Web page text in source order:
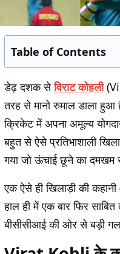
Table of Contents
डेढ़ दशक सेविराट कोहली
तरह से मानो रुमाल डाला हुआ
क्रिकेट में अपना अमूल्य
बहुत से ऐसे प्रतिभाशाली
गया जो ऊंचाई छूने का
एक ऐसे ही खिलाड़ी की
हाल ही में एक बार फिर
बीसीसीआई की ओर से बड़ी